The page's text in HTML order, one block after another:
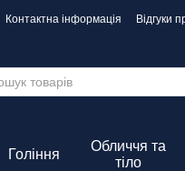
Контактна інформація Відгуки
Гоління
Обличчя та
тіло